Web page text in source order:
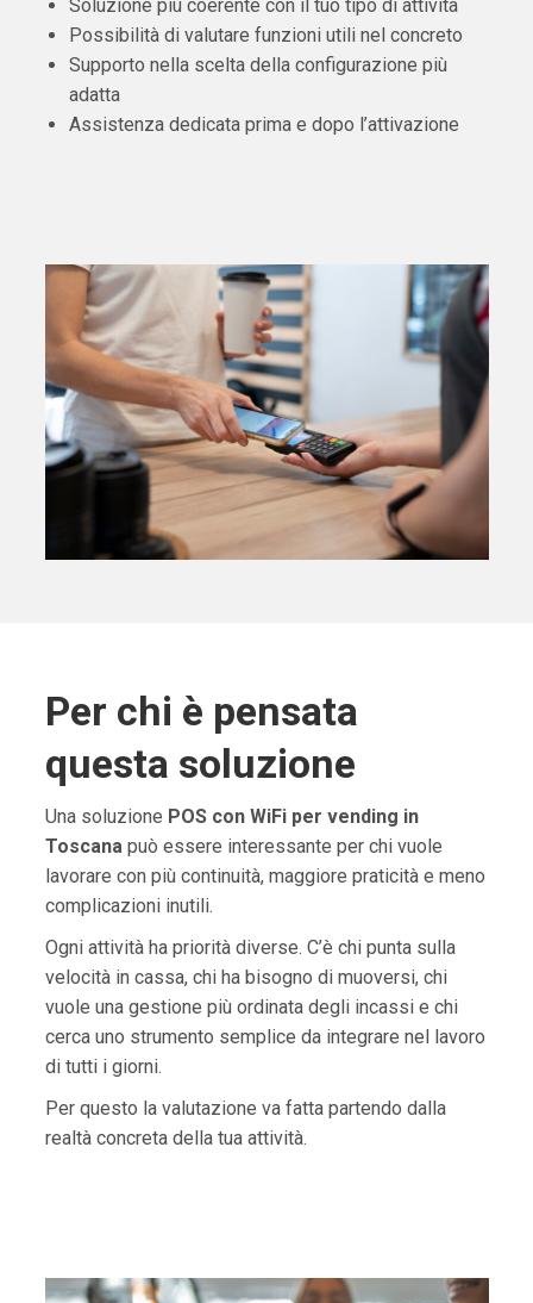
Soluzione più coerente con il tuo tipo di attività
Possibilità di valutare funzioni utili nel concreto
Supporto nella scelta della configurazione più
adatta
Assistenza dedicata prima e dopo l’attivazione
Per chi è pensata
questa soluzione
Una soluzione POS con WiFi per vending in
Toscanapuò essere interessante per chi vuole
lavorare con più continuità, maggiore praticità e meno
complicazioni inutili.
Ogni attività ha priorità diverse. C’è chi punta sulla
velocità in cassa, chi ha bisogno di muoversi, chi
vuole una gestione più ordinata degli incassi e chi
cerca uno strumento semplice da integrare nel lavoro
di tutti i giorni.
Per questo la valutazione va fatta partendo dalla
realtà concreta della tua attività.